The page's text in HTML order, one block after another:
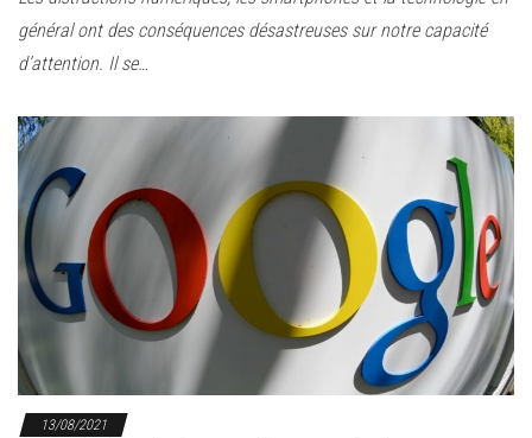
général ont des conséquences désastreuses sur notre capacité
d’attention. Il se…
13/08/2021